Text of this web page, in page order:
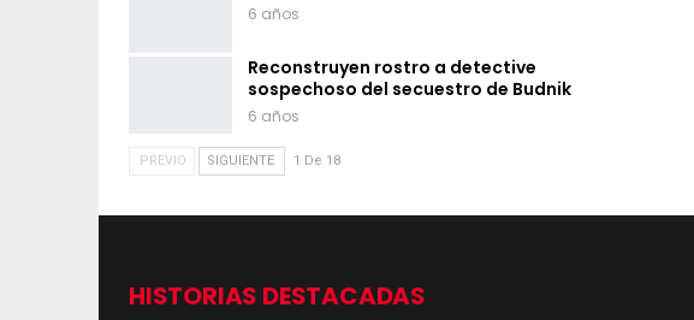
6 años
Reconstruyen rostro a detective
sospechoso del secuestro de Budnik
6 años
PREVIO SIGUIENTE 1 De 18
HISTORIAS DESTACADAS